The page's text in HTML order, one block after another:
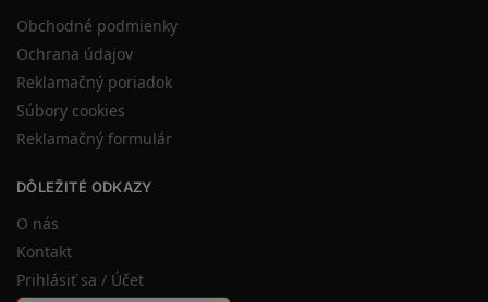
Obchodné podmienky
Ochrana údajov
Reklamačný poriadok
Súbory cookies
Reklamačný formulár
DÔLEŽITÉ ODKAZY
O nás
Kontakt
Prihlásiť sa / Účet